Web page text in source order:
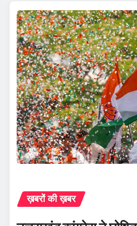
ख़बरों की ख़बर